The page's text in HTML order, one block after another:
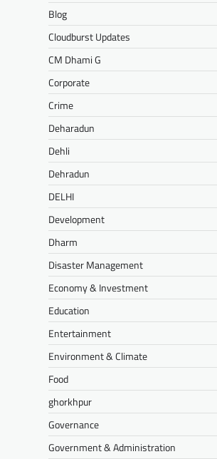
Blog
Cloudburst Updates
CM Dhami G
Corporate
Crime
Deharadun
Dehli
Dehradun
DELHI
Development
Dharm
Disaster Management
Economy & Investment
Education
Entertainment
Environment & Climate
Food
ghorkhpur
Governance
Government & Administration